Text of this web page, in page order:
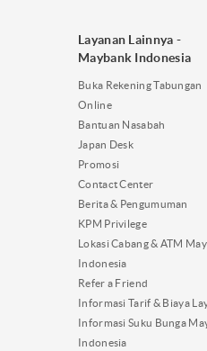
Layanan Lainnya -
Maybank Indonesia
Buka Rekening Tabungan
Online
Bantuan Nasabah
Japan Desk
Promosi
Contact Center
Berita & Pengumuman
KPM Privilege
Lokasi Cabang & ATM
Indonesia
Refer a Friend
Informasi Tarif & Biaya
Informasi Suku Bunga
Indonesia